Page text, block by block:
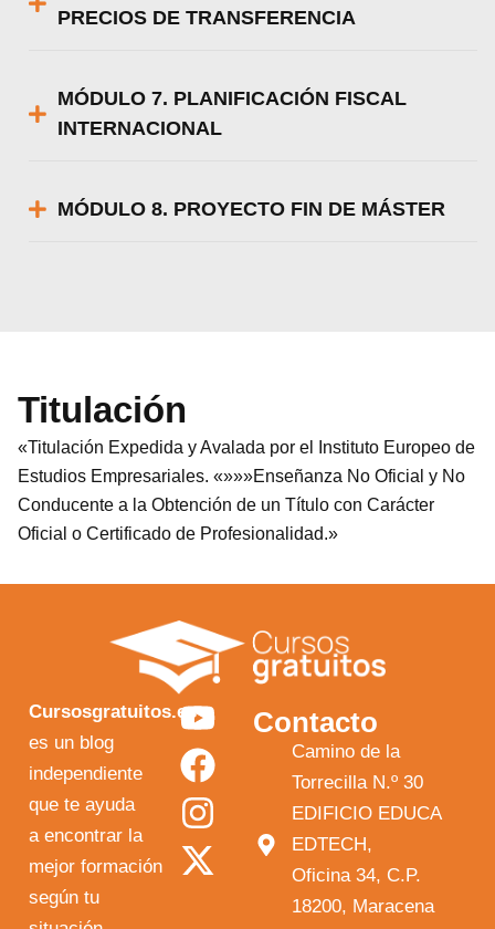
PRECIOS DE TRANSFERENCIA
MÓDULO 7. PLANIFICACIÓN FISCAL
INTERNACIONAL
MÓDULO 8. PROYECTO FIN DE MÁSTER
Titulación
«Titulación Expedida y Avalada por el Instituto Europeo de
Estudios Empresariales. «»»»Enseñanza No Oficial y No
Conducente a la Obtención de un Título con Carácter
Oficial o Certificado de Profesionalidad.»
Cursosgratuitos.es
es un blog
independiente
que te ayuda
a encontrar la
mejor formación
según tu
Y
o
u
t
u
F
a
c
e
b
I
n
s
t
a
X
-
t
w
i
Contacto
Camino de la
Torrecilla N.º 30
EDIFICIO EDUCA
EDTECH,
Oficina 34, C.P.
18200, Maracena